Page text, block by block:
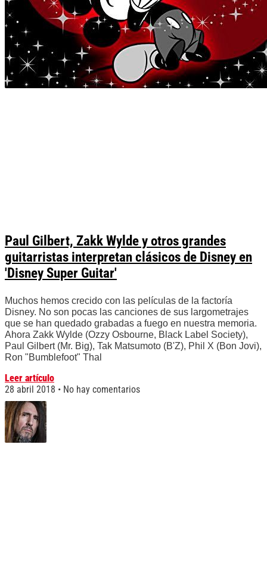
Paul Gilbert, Zakk Wylde y otros grandes
guitarristas interpretan clásicos de Disney en
'Disney Super Guitar'
Muchos hemos crecido con las películas de la factoría
Disney. No son pocas las canciones de sus largometrajes
que se han quedado grabadas a fuego en nuestra memoria.
Ahora Zakk Wylde (Ozzy Osbourne, Black Label Society),
Paul Gilbert (Mr. Big), Tak Matsumoto (B'Z), Phil X (Bon Jovi),
Ron "Bumblefoot" Thal
Leer artículo
28 abril 2018
No hay comentarios